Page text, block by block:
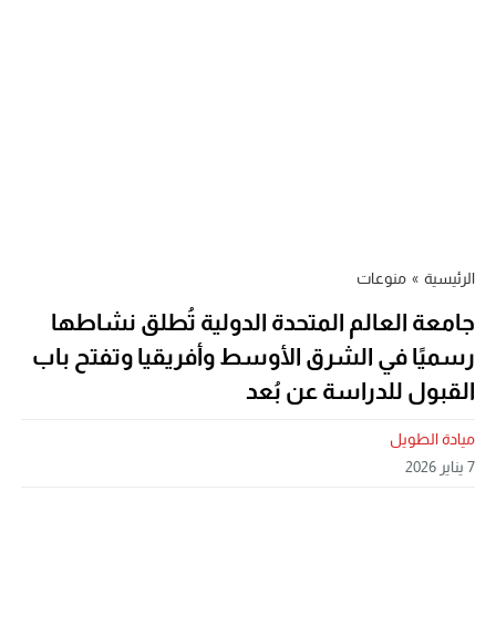
الرئيسية » منوعات
جامعة العالم المتحدة الدولية تُطلق نشاطها
رسميًا في الشرق الأوسط وأفريقيا وتفتح باب
القبول للدراسة عن بُعد
ميادة الطويل
7 يناير 2026